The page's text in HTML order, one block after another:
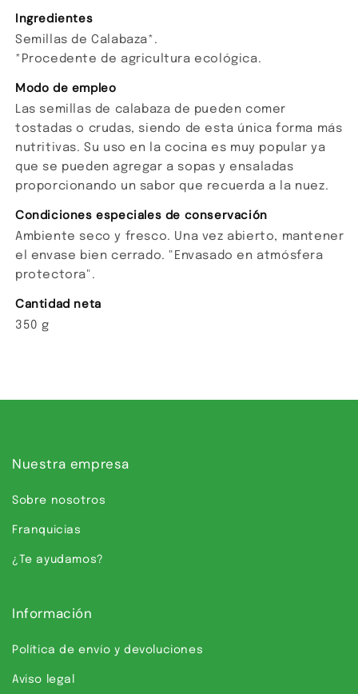
Ingredientes
Semillas de Calabaza*.
*Procedente de agricultura ecológica.
Modo de empleo
Las semillas de calabaza de pueden comer
tostadas o crudas, siendo de esta única forma más
nutritivas. Su uso en la cocina es muy popular ya
que se pueden agregar a sopas y ensaladas
proporcionando un sabor que recuerda a la nuez.
Condiciones especiales de conservación
Ambiente seco y fresco. Una vez abierto, mantener
el envase bien cerrado. "Envasado en atmósfera
protectora".
Cantidad neta
350 g
Nuestra empresa
Sobre nosotros
Franquicias
¿Te ayudamos?
Información
Política de envío y devoluciones
Aviso legal